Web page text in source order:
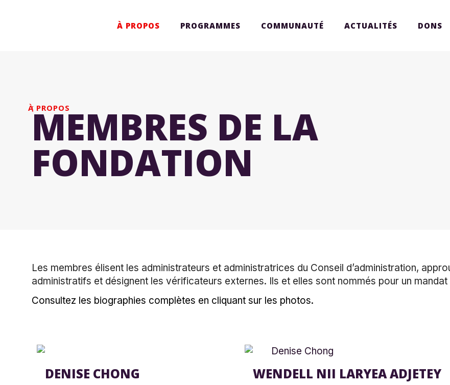
À PROPOS PROGRAMMES COMMUNAUTÉ ACTUALITÉS DONS
À PROPOS
MEMBRES DE LA
FONDATION
Les membres élisent les administrateurs et administratrices du Conseil d’administration,
administratifs et désignent les vérificateurs externes. Ils et elles sont nommés pour un
Consultez les biographies complètes en cliquant sur les photos.
DENISE CHONG WENDELL NII LARYEA ADJETEY